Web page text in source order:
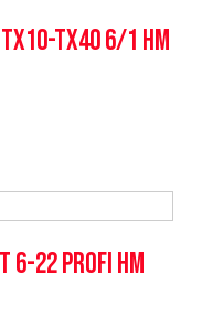
TX40 6/1 HM
PROFI HM